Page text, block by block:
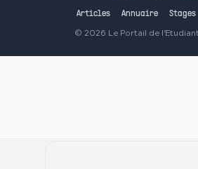
Articles Annuaire Stages
© 2026 Le Portail de